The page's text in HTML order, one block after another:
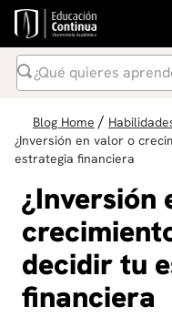
¿Qué quieres aprender?
Blog Home /
¿Inversión en valor o
estrategia financiera
¿Inversión
decidir tu
financiera
1.
inteligencia artificial
2.
ia
.
curso
4.
diplomado
5.
global english program
6.
liderazgo